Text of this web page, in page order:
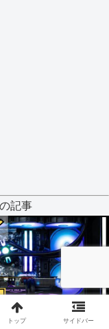
記事
トップ サイドバー